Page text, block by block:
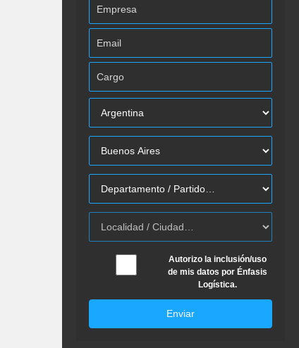
Autorizo la inclusión/uso
de mis datos por Énfasis
Logística.
Enviar